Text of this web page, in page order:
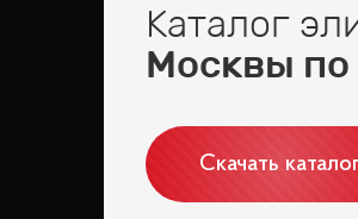
Каталог
Москвы по
Скачать